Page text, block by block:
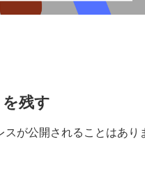
残す
スが公開されることはあり